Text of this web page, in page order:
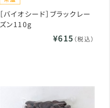
［バイオシード］ブラックレー
ズン110g
¥615 （税込）